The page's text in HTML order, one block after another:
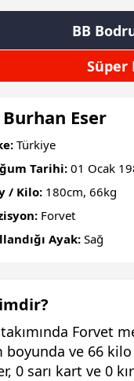
BB
Süper
Burhan Eser
Türkiye
Tarihi: 01 Ocak
/ Kilo: 180cm, 66kg
Forvet
Ayak: Sağ
Forvet
ve 66 kilo
0 sarı kart ve 0